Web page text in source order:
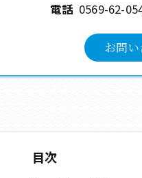
電話 0569-62-
お問
目次